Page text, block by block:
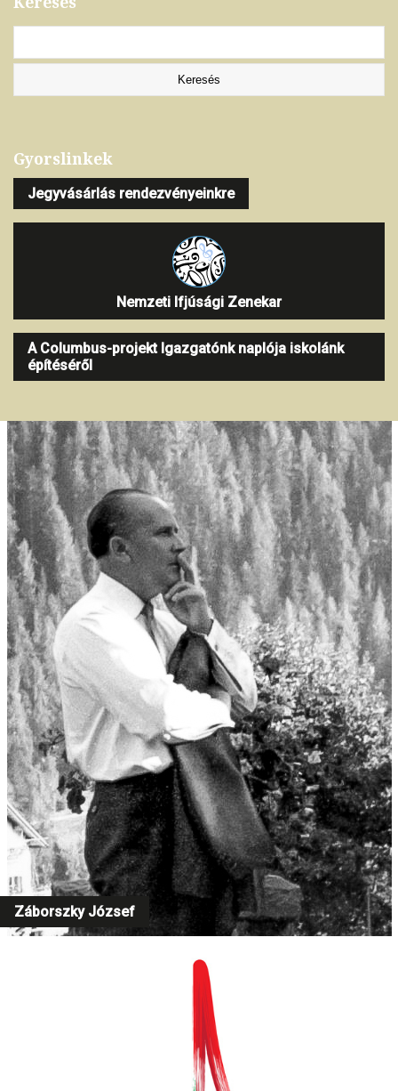
Gyorslinkek
Jegyvásárlás rendezvényeinkre
Nemzeti Ifjúsági Zenekar
A Columbus-projekt Igazgatónk naplója iskolánk
építéséről
Záborszky József